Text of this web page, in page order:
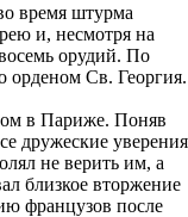
время штурма
и, несмотря на
орудий. По
орденом Св. Георгия.
в Париже. Поняв
дружеские уверения
не верить им, а
близкое вторжение
французов после